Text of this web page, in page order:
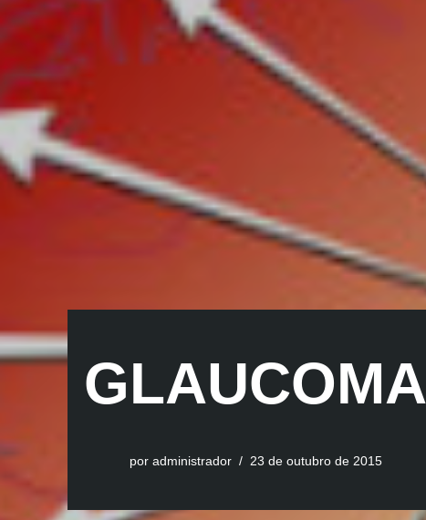
GLAUCOMA
por administrador 23 de outubro de 2015